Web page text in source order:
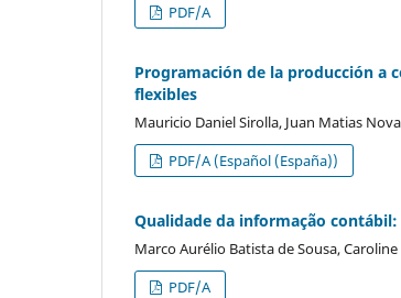
PDF/A
Programación de la producción a
flexibles
Mauricio Daniel Sirolla, Juan Matias
PDF/A (Español (España))
Qualidade da informação
Marco Aurélio Batista de Sousa,
PDF/A